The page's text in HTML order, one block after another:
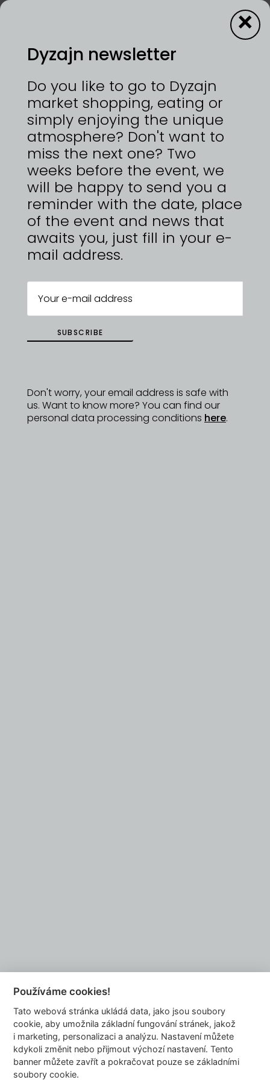
Goci
12—13/9/2026 | VÝSTAVIŠTĚ PRAHA, HOLEŠOVICE
Naše móda je určena ženám, které se nebojí být
samy sebou a milují kvalitu. Upouštíme od
sportovního stylu a dáváme přednost ELEGANCI.
Chceme být ženám blíž, vnímat jejich potřeby a
dopřát jim ty nejlepší kousky, které vydrží mnoho
let.
info@dyzajnmarket.com
Mujmarket s.r.o.
Buzulucká 569/10
160 00 Praha 6
Dyzajn newsletter
Do you like to go to Dyzajn
market shopping, eating or
simply enjoying the unique
atmosphere? Don't want to
miss the next one? Two
weeks before the event, we
will be happy to send you a
reminder with the date, place
of the event and news that
awaits you, just fill in your e-
mail address.
SUBSCRIBE
Don't worry, your email address is safe with
us. Want to know more? You can find our
personal data processing conditions here.
×
Používáme cookies!
Tato webová stránka ukládá data, jako jsou soubory
cookie, aby umožnila základní fungování stránek, jakož
i marketing, personalizaci a analýzu. Nastavení můžete
kdykoli změnit nebo přijmout výchozí nastavení. Tento
banner můžete zavřít a pokračovat pouze se základními
soubory cookie.